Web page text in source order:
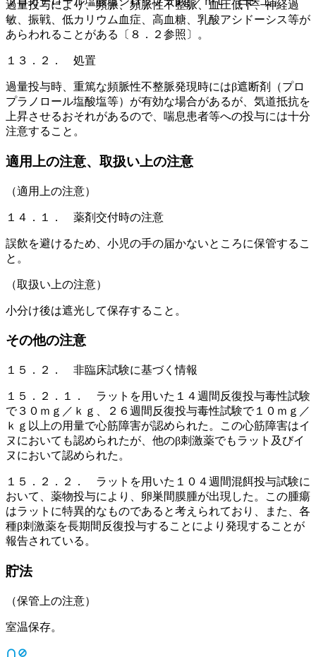
過量投与により、頻脈、頻脈性不整脈、血圧低下、神経過
敏、振戦、低カリウム血症、高血糖、乳酸アシドーシス等が
あらわれることがある〔８．２参照〕。
１３．２． 処置
過量投与時、重篤な頻脈性不整脈発現時にはβ遮断剤（プロ
プラノロール塩酸塩等）が有効な場合があるが、気道抵抗を
上昇させるおそれがあるので、喘息患者等への投与には十分
注意すること。
適用上の注意、取扱い上の注意
（適用上の注意）
１４．１． 薬剤交付時の注意
誤飲を避けるため、小児の手の届かないところに保管するこ
と。
（取扱い上の注意）
小分け後は遮光して保存すること。
その他の注意
１５．２． 非臨床試験に基づく情報
１５．２．１． ラットを用いた１４週間反復投与毒性試験
で３０ｍｇ／ｋｇ、２６週間反復投与毒性試験で１０ｍｇ／
ｋｇ以上の用量で心筋障害が認められた。この心筋障害はイ
ヌにおいても認められたが、他のβ刺激薬でもラット及びイ
ヌにおいて認められた。
１５．２．２． ラットを用いた１０４週間混餌投与試験に
おいて、薬物投与により、卵巣間膜腫が出現した。この腫瘍
はラットに特異的なものであると考えられており、また、各
種β刺激薬を長期間反復投与することにより発現することが
報告されている。
貯法
（保管上の注意）
室温保存。